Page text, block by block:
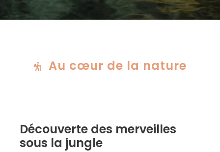
Au cœur de la nature
Découverte des merveilles
sous la jungle